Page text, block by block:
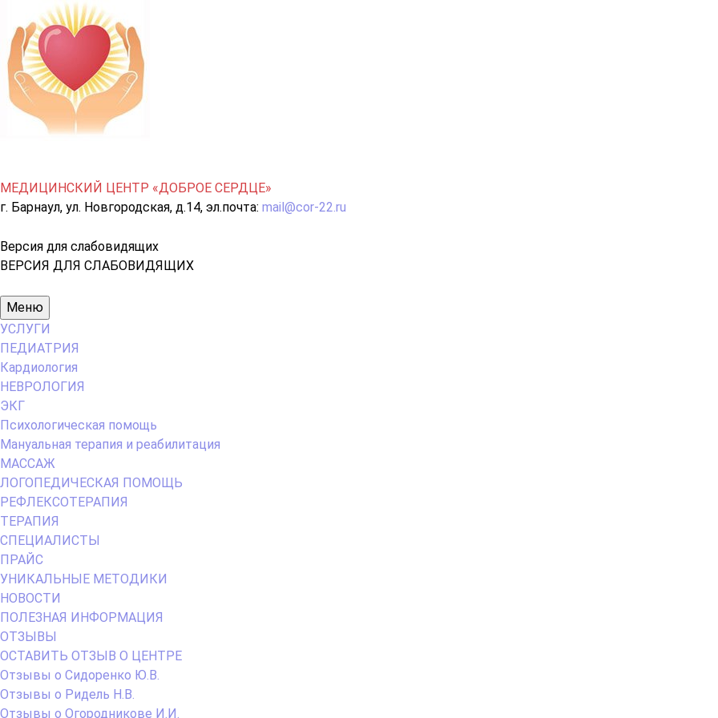
МЕДИЦИНСКИЙ ЦЕНТР «ДОБРОЕ СЕРДЦЕ»
г. Барнаул, ул. Новгородская, д.14, эл.почта: mail@cor-22.ru
Версия для слабовидящих
ВЕРСИЯ ДЛЯ СЛАБОВИДЯЩИХ
Основное
меню
Меню
УСЛУГИ
ПЕДИАТРИЯ
Кардиология
НЕВРОЛОГИЯ
ЭКГ
Психологическая помощь
Мануальная терапия и реабилитация
МАССАЖ
ЛОГОПЕДИЧЕСКАЯ ПОМОЩЬ
РЕФЛЕКСОТЕРАПИЯ
ТЕРАПИЯ
СПЕЦИАЛИСТЫ
ПРАЙС
УНИКАЛЬНЫЕ МЕТОДИКИ
НОВОСТИ
ПОЛЕЗНАЯ ИНФОРМАЦИЯ
ОТЗЫВЫ
ОСТАВИТЬ ОТЗЫВ О ЦЕНТРЕ
Отзывы о Сидоренко Ю.В.
Отзывы о Ридель Н.В.
Отзывы о Огородникове И.И.